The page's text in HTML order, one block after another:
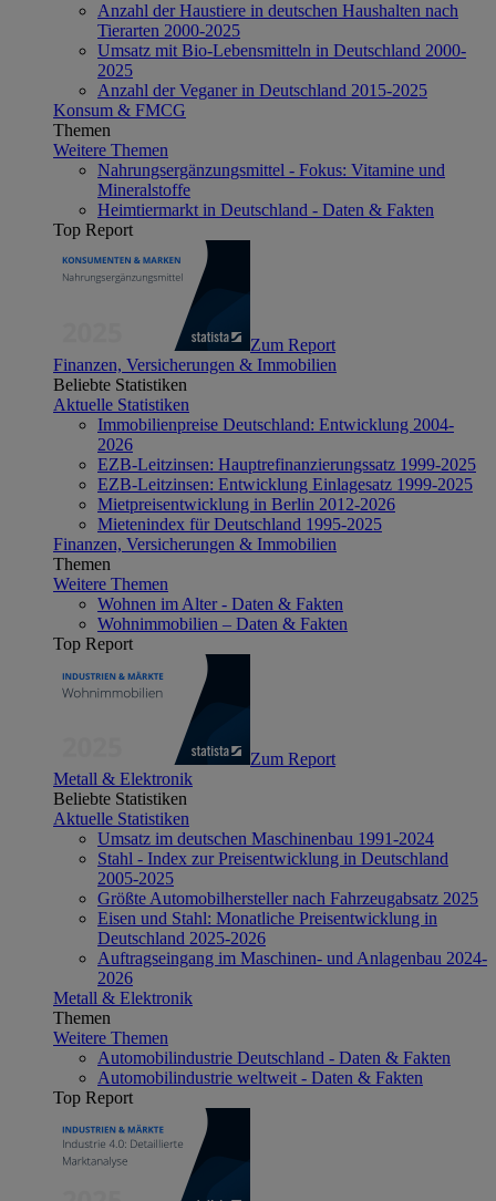
Anzahl der Haustiere in deutschen Haushalten nach
Tierarten 2000-2025
Umsatz mit Bio-Lebensmitteln in Deutschland 2000-
2025
Anzahl der Veganer in Deutschland 2015-2025
Konsum & FMCG
Themen
Weitere Themen
Nahrungsergänzungsmittel - Fokus: Vitamine und
Mineralstoffe
Heimtiermarkt in Deutschland - Daten & Fakten
Top Report
Zum Report
Finanzen, Versicherungen & Immobilien
Beliebte Statistiken
Aktuelle Statistiken
Immobilienpreise Deutschland: Entwicklung 2004-
2026
EZB-Leitzinsen: Hauptrefinanzierungssatz 1999-2025
EZB-Leitzinsen: Entwicklung Einlagesatz 1999-2025
Mietpreisentwicklung in Berlin 2012-2026
Mietenindex für Deutschland 1995-2025
Finanzen, Versicherungen & Immobilien
Themen
Weitere Themen
Wohnen im Alter - Daten & Fakten
Wohnimmobilien – Daten & Fakten
Top Report
Zum Report
Metall & Elektronik
Beliebte Statistiken
Aktuelle Statistiken
Umsatz im deutschen Maschinenbau 1991-2024
Stahl - Index zur Preisentwicklung in Deutschland
2005-2025
Größte Automobilhersteller nach Fahrzeugabsatz 2025
Eisen und Stahl: Monatliche Preisentwicklung in
Deutschland 2025-2026
Auftragseingang im Maschinen- und Anlagenbau 2024-
2026
Metall & Elektronik
Themen
Weitere Themen
Automobilindustrie Deutschland - Daten & Fakten
Automobilindustrie weltweit - Daten & Fakten
Top Report